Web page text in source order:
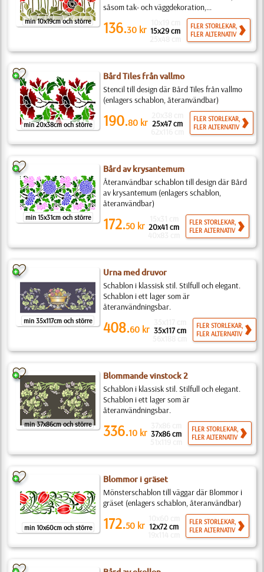
min 10x19cm och större
såsom tak- och väggdekoration,...
136.30 kr 15x29 cm
FLER STORLEKAR,
FLER ALTERNATIV
min 20x38cm och större
Bård Tiles från vallmo
Stencil till design där Bård Tiles från vallmo
(enlagers schablon, återanvändbar)
190.80 kr 25x47 cm
FLER STORLEKAR,
FLER ALTERNATIV
min 15x31cm och större
Bård av krysantemum
Återanvändbar schablon till design där Bård
av krysantemum (enlagers schablon,
återanvändbar)
172.50 kr 20x41 cm
FLER STORLEKAR,
FLER ALTERNATIV
min 35x117cm och större
Urna med druvor
Schablon i klassisk stil. Stilfull och elegant.
Schablon i ett lager som är
återanvändningsbar.
408.60 kr 35x117 cm
FLER STORLEKAR,
FLER ALTERNATIV
min 37x86cm och större
Blommande vinstock 2
Schablon i klassisk stil. Stilfull och elegant.
Schablon i ett lager som är
återanvändningsbar.
336.10 kr 37x86 cm
FLER STORLEKAR,
FLER ALTERNATIV
min 10x60cm och större
Blommor i gräset
Mönsterschablon till väggar där Blommor i
gräset (enlagers schablon, återanvändbar)
172.50 kr 12x72 cm
FLER STORLEKAR,
FLER ALTERNATIV